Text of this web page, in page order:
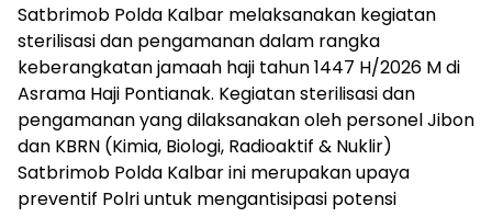
Satbrimob Polda Kalbar melaksanakan kegiatan
sterilisasi dan pengamanan dalam rangka
keberangkatan jamaah haji tahun 1447 H/2026 M di
Asrama Haji Pontianak. Kegiatan sterilisasi dan
pengamanan yang dilaksanakan oleh personel Jibon
dan KBRN (Kimia, Biologi, Radioaktif & Nuklir)
Satbrimob Polda Kalbar ini merupakan upaya
preventif Polri untuk mengantisipasi potensi